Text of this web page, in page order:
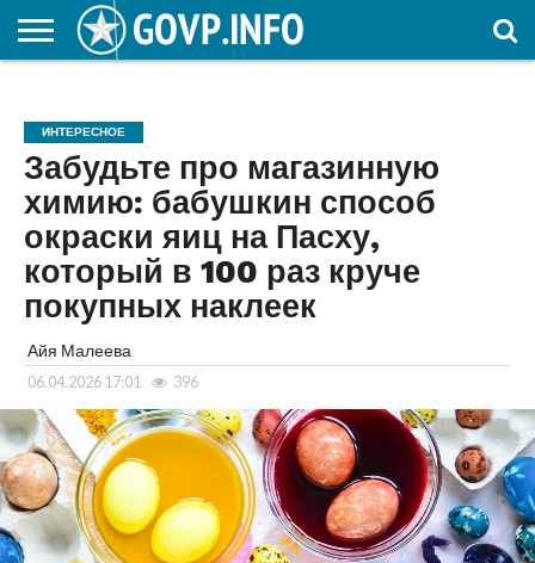
ОБРАЗОВАНИЕ
ИНТЕРЕСНОЕ
Забудьте про магазинную
химию: бабушкин способ
окраски яиц на Пасху,
который в 100 раз круче
покупных наклеек
Айя Малеева
06.04.2026 17:01 396